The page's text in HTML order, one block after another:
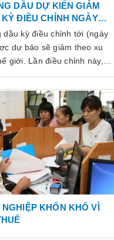
DẦU DỰ KIẾN GIẢM
KỲ ĐIỀU CHỈNH NGÀY
dầu kỳ điều chỉnh tới (ngày
dự báo sẽ giảm theo xu
giới. Lần điều chỉnh này,
lít.
NGHIỆP KHỐN KHỔ VÌ